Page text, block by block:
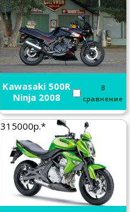
Kawasaki 500R
Ninja 2008
В
сравнение
315000р.*